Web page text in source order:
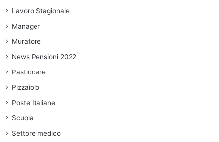
Lavoro Stagionale
Manager
Muratore
News Pensioni 2022
Pasticcere
Pizzaiolo
Poste Italiane
Scuola
Settore medico